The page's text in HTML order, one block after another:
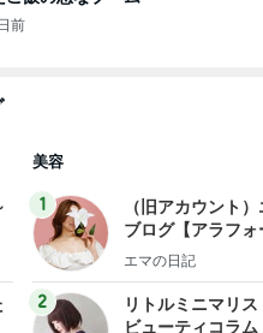
前
美容
1
（旧アカウント
ブログ【アラフォ
社売却セカンドラ
エマの日記
2
リトルミニマリス
ビューティコラ